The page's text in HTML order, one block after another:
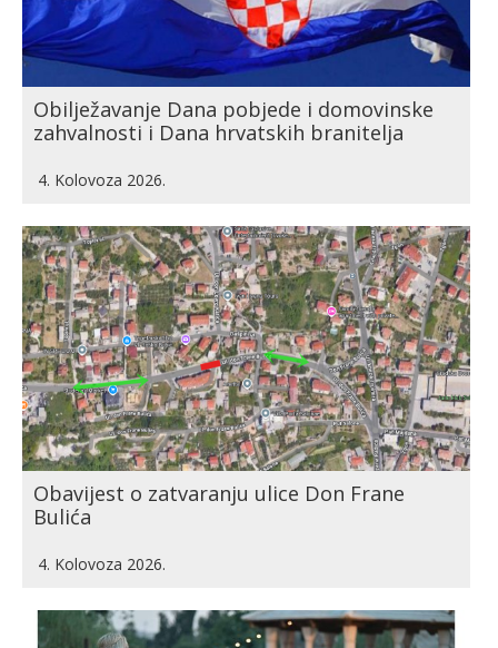
Obilježavanje Dana pobjede i domovinske
zahvalnosti i Dana hrvatskih branitelja
4. Kolovoza 2026.
Obavijest o zatvaranju ulice Don Frane
Bulića
4. Kolovoza 2026.